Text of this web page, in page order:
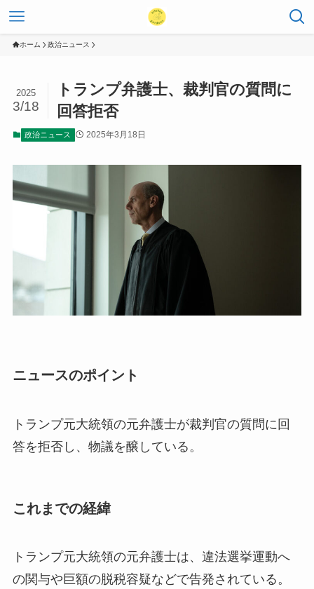
ホーム 政治ニュース
トランプ弁護士、裁判官の質問に
回答拒否
2025
3/18
政治ニュース 2025年3月18日
ニュースのポイント
トランプ元大統領の元弁護士が裁判官の質問に回
答を拒否し、物議を醸している。
これまでの経緯
トランプ元大統領の元弁護士は、違法選挙運動へ
の関与や巨額の脱税容疑などで告発されている。